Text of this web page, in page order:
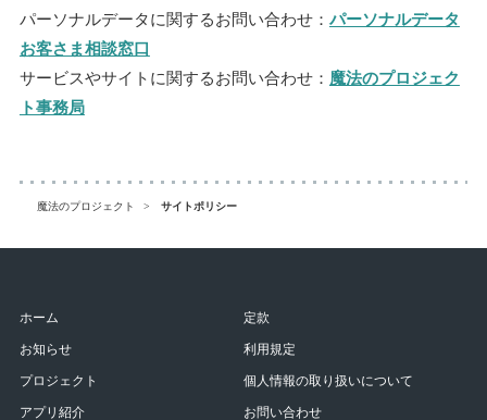
魔法のプロジェクト サイトポリシー
パーソナルデータに関するお問い合わせ： パーソナルデータ
お客さま相談窓口
サービスやサイトに関するお問い合わせ： 魔法のプロジェク
ト事務局
ホーム
お知らせ
プロジェクト
アプリ紹介
定款
利用規定
個人情報の取り扱いについて
お問い合わせ